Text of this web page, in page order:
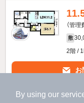
By using our
（管理
敷
2階 /
お